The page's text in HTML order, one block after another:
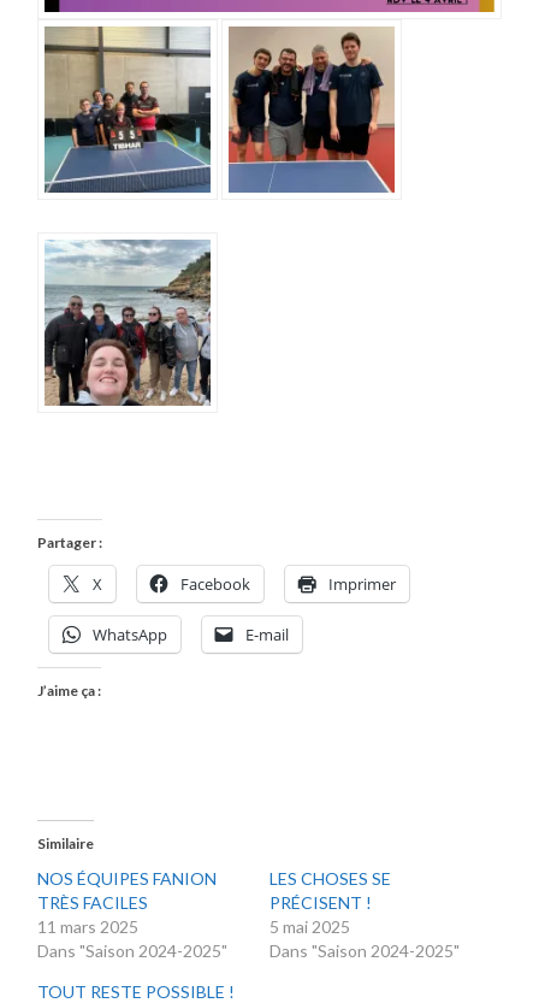
Partager :
X Facebook Imprimer
WhatsApp E-mail
J’aime ça :
Similaire
NOS ÉQUIPES FANION
TRÈS FACILES
11 mars 2025
Dans "Saison 2024-2025"
LES CHOSES SE
PRÉCISENT !
5 mai 2025
Dans "Saison 2024-2025"
TOUT RESTE POSSIBLE !